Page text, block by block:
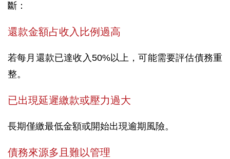
斷：
還款金額占收入比例過高
若每月還款已達收入50%以上，可能需要評估債務重
整。
已出現延遲繳款或壓力過大
長期僅繳最低金額或開始出現逾期風險。
債務來源多且難以管理